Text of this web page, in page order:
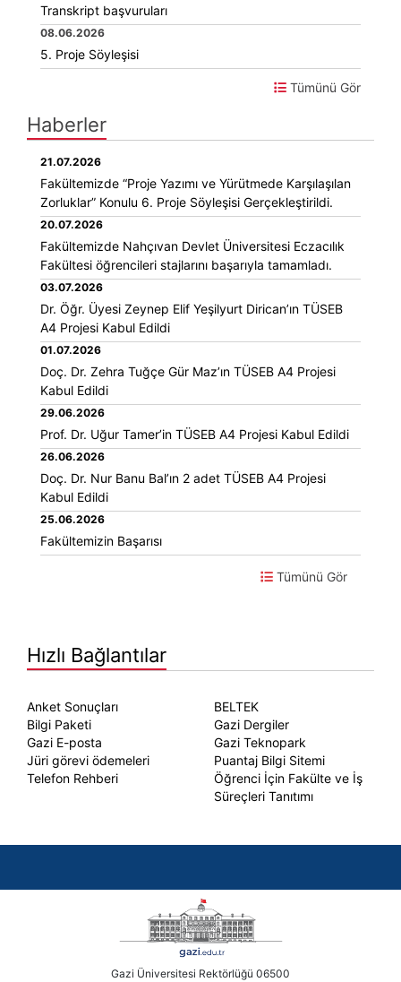
Transkript başvuruları
08.06.2026
5. Proje Söyleşisi
Tümünü Gör
Haberler
21.07.2026
Fakültemizde “Proje Yazımı ve Yürütmede Karşılaşılan
Zorluklar” Konulu 6. Proje Söyleşisi Gerçekleştirildi.
20.07.2026
Fakültemizde Nahçıvan Devlet Üniversitesi Eczacılık
Fakültesi öğrencileri stajlarını başarıyla tamamladı.
03.07.2026
Dr. Öğr. Üyesi Zeynep Elif Yeşilyurt Dirican’ın TÜSEB
A4 Projesi Kabul Edildi
01.07.2026
Doç. Dr. Zehra Tuğçe Gür Maz’ın TÜSEB A4 Projesi
Kabul Edildi
29.06.2026
Prof. Dr. Uğur Tamer’in TÜSEB A4 Projesi Kabul Edildi
26.06.2026
Doç. Dr. Nur Banu Bal’ın 2 adet TÜSEB A4 Projesi
Kabul Edildi
25.06.2026
Fakültemizin Başarısı
Tümünü Gör
Hızlı Bağlantılar
Anket Sonuçları
BELTEK
Bilgi Paketi
Gazi Dergiler
Gazi E-posta
Gazi Teknopark
Jüri görevi ödemeleri
Puantaj Bilgi Sitemi
Telefon Rehberi
Öğrenci İçin Fakülte ve İş
Süreçleri Tanıtımı
Gazi Üniversitesi Rektörlüğü 06500